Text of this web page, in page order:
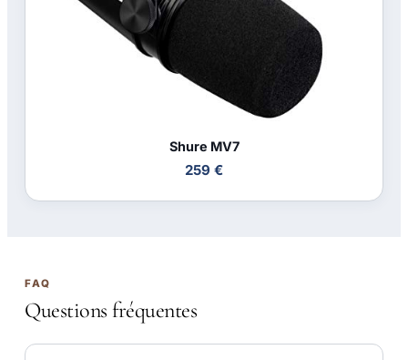
Shure MV7
259 €
FAQ
Questions fréquentes